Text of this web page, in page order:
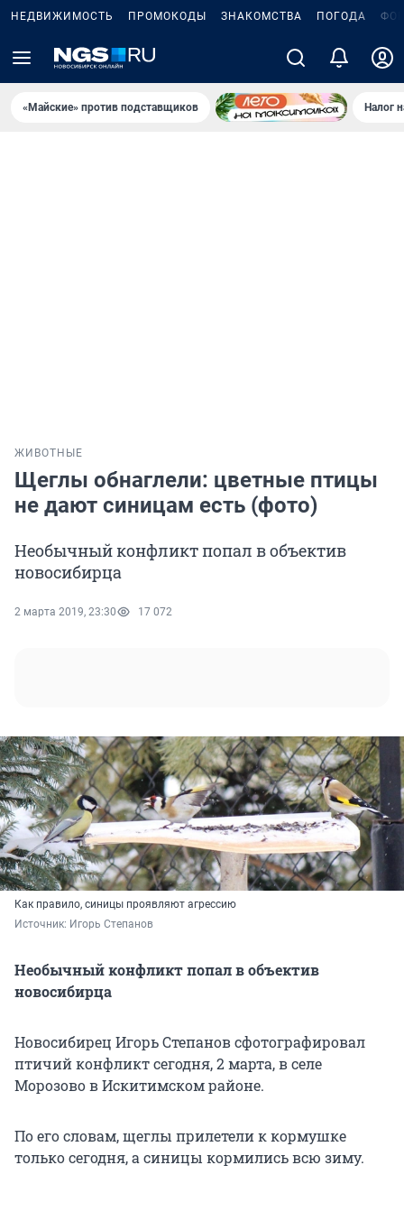
НЕДВИЖИМОСТЬ ПРОМОКОДЫ ЗНАКОМСТВА ПОГОДА
«Майские» против подставщиков Налог
ЖИВОТНЫЕ
Щеглы обнаглели: цветные птицы
не дают синицам есть (фото)
Необычный конфликт попал в объектив
новосибирца
2 марта 2019, 23:30 17 072
Как правило, синицы проявляют агрессию
Источник: Игорь Степанов
Необычный конфликт попал в объектив
новосибирца
Новосибирец Игорь Степанов сфотографировал
птичий конфликт сегодня, 2 марта, в селе
Морозово в Искитимском районе.
По его словам, щеглы прилетели к кормушке
только сегодня, а синицы кормились всю зиму.